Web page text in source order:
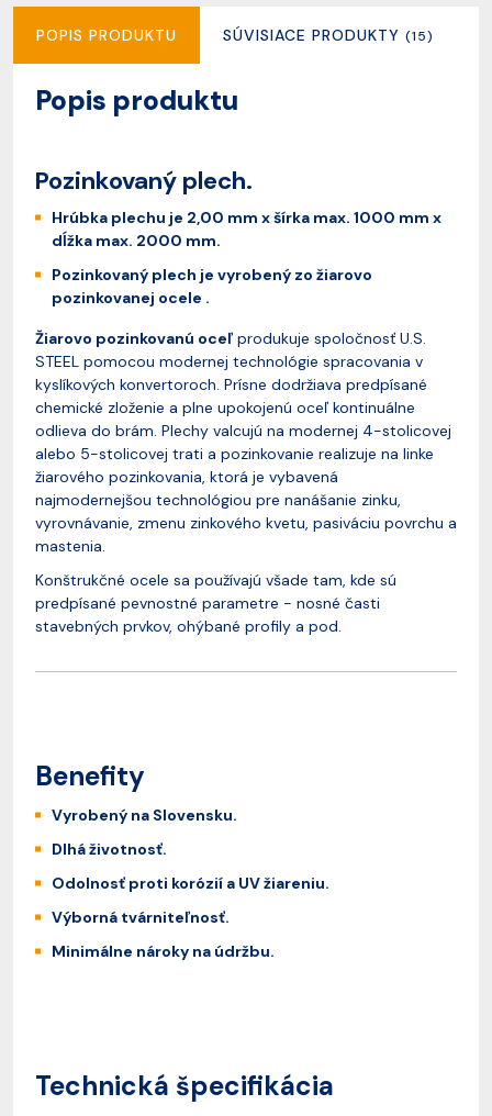
POPIS PRODUKTU SÚVISIACE PRODUKTY (15)
Popis produktu
Pozinkovaný plech.
Hrúbka plechu je 2,00 mm x šírka max. 1000 mm x
dĺžka max. 2000 mm.
Pozinkovaný plech je vyrobený zo žiarovo
pozinkovanej ocele .
Žiarovo pozinkovanú oceľ produkuje spoločnosť U.S.
STEEL pomocou modernej technológie spracovania v
kyslíkových konvertoroch. Prísne dodržiava predpísané
chemické zloženie a plne upokojenú oceľ kontinuálne
odlieva do brám. Plechy valcujú na modernej 4-stolicovej
alebo 5-stolicovej trati a pozinkovanie realizuje na linke
žiarového pozinkovania, ktorá je vybavená
najmodernejšou technológiou pre nanášanie zinku,
vyrovnávanie, zmenu zinkového kvetu, pasiváciu povrchu a
mastenia.
Konštrukčné ocele sa používajú všade tam, kde sú
predpísané pevnostné parametre - nosné časti
stavebných prvkov, ohýbané profily a pod.
Benefity
Vyrobený na Slovensku.
Dlhá životnosť.
Odolnosť proti korózií a UV žiareniu.
Výborná tvárniteľnosť.
Minimálne nároky na údržbu.
Technická špecifikácia